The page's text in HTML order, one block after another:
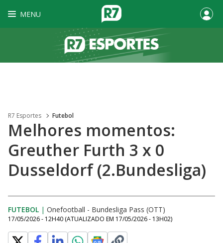
MENU
R7 Esportes Futebol
Melhores momentos:
Greuther Furth 3 x 0
Dusseldorf (2.Bundesliga)
FUTEBOL | Onefootball - Bundesliga Pass (OTT)
17/05/2026 - 12H40 (ATUALIZADO EM 17/05/2026 - 13H02)